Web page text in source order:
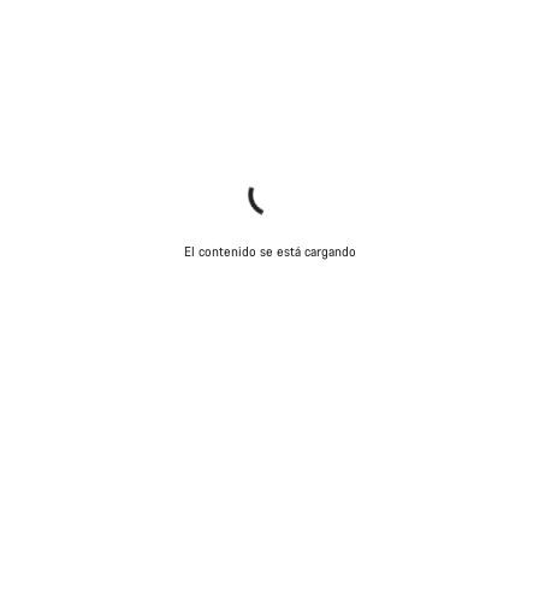
El contenido se está cargando